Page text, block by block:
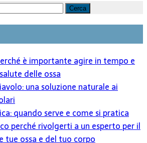
è importante agire in tempo e
delle ossa
una soluzione naturale ai
quando serve e come si pratica
perché rivolgerti a un esperto per il
tue ossa e del tuo corpo